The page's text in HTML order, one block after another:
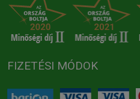
FIZETÉSI MÓDOK